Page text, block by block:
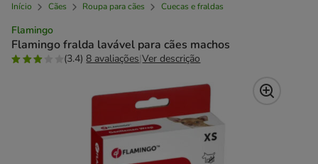
Início Cães Roupa para cães Cuecas e fraldas
Flamingo
Flamingo fralda lavável para cães machos
(3.4)8 avaliações|Ver descrição